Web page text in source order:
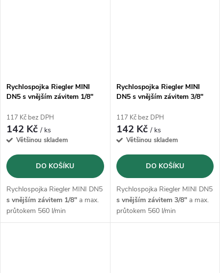
Rychlospojka Riegler MINI
DN5 s vnějším závitem 1/8"
117 Kč bez DPH
142 Kč/ ks
Většinou skladem
DO KOŠÍKU
Rychlospojka Riegler MINI DN5
s vnějším závitem 1/8" a max.
průtokem 560 l/min
Rychlospojka Riegler MINI
DN5 s vnějším závitem 3/8"
117 Kč bez DPH
142 Kč/ ks
Většinou skladem
DO KOŠÍKU
Rychlospojka Riegler MINI DN5
s vnějším závitem 3/8"a max.
průtokem 560 l/min